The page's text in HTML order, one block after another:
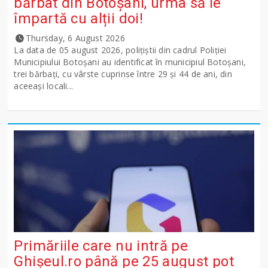
împartă cu alții doi!
Thursday, 6 August 2026
La data de 05 august 2026, polițiștii din cadrul Poliției
Municipiului Botoșani au identificat în municipiul Botoșani,
trei bărbați, cu vârste cuprinse între 29 și 44 de ani, din
aceeași locali...
Primăriile care nu intră pe
Ghişeul.ro până pe 25 august pot